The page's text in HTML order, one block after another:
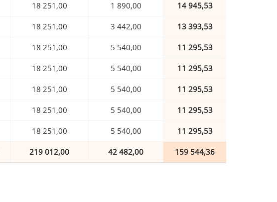
18 251,00 1 890,00 14 945,53
18 251,00 3 442,00 13 393,53
18 251,00 5 540,00 11 295,53
18 251,00 5 540,00 11 295,53
18 251,00 5 540,00 11 295,53
18 251,00 5 540,00 11 295,53
18 251,00 5 540,00 11 295,53
219 012,00 42 482,00 159 544,36